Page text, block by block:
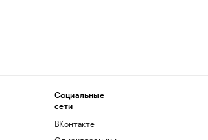
Социальные
сети
ВКонтакте